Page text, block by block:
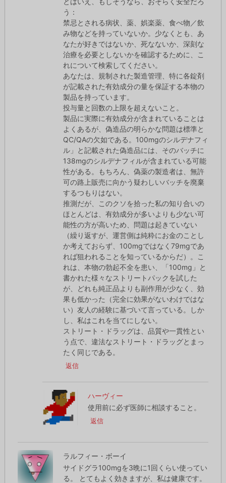
う：
禁忌とされる病状、薬、娯楽薬、食べ物／飲
み物などを持っていないか。少なくとも、あ
なたが好きではないか、死なないか、深刻な
治療を必要としないかを確認するために、こ
れについて検索してください。
あなたは、規制された製造管理、特に各錠剤
が記載された有効成分の量を保証する本物の
製品を持っています。
投与量と回数の上限を超えないこと。
製品に実際に有効成分が含まれていることは
よくあるが、偽造品の明らかな問題は標準と
QC/QAの欠如である。100mgのシルデナフィ
ル」と記載された偽造品には、そのバッチに
138mgのシルデナフィルが含まれている可能
性がある。もちろん、偽薬の製造者は、無許
可の路上販売に向かう疑わしいバッチを廃棄
するつもりはない。
推測だが、このクソを拾った私の知り合いの
ほとんどは、有効成分が多いよりも少ない可
能性の方が高いため、問題は起きていない
（繰り返すが、運営側は純粋にお金のことし
か考えておらず、100mgではなく79mgであ
れば狙われることを知っているからだ）。こ
れは、本物の勃起不全を患い、「100mg」と
書かれた様々なストリートパックを試した
が、どれも純正品よりも副作用が少なく、効
果も低かった（完全に効果がないわけではな
い）友人の経験に基づいて言っている。しか
し、私はこれを当てにしない。
ストリート・ドラッグは、品質や一貫性とい
う点で、違法なストリート・ドラッグとまっ
たく同じである。
返信
ハーヴィー
使用前に必ず医師に相談すること。
返信
ラルフィー・ボーイ
サイドグラ100mgを3晩に1回くらい使ってい
る。 とてもよく効きますが、私は健康です。